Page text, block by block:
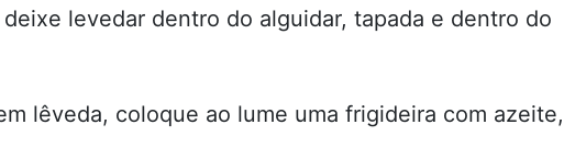
levedar dentro do alguidar, tapada e dentro do
lêveda, coloque ao lume uma frigideira com azeite,